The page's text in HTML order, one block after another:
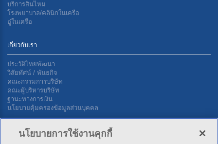
บริการสินไหม
โรงพยาบาล/คลินิกในเครือ
อู่ในเครือ
เกี่ยวกับเรา
ประวัติไทยพัฒนา
วิสัยทัศน์ / พันธกิจ
คณะกรรมการบริษัท
คณะผู้บริหารบริษัท
ฐานะทางการเงิน
นโยบายคุ้มครองข้อมูลส่วนบุคคล
ติดต่อเรา
นโยบายการใช้งานคุกกี้